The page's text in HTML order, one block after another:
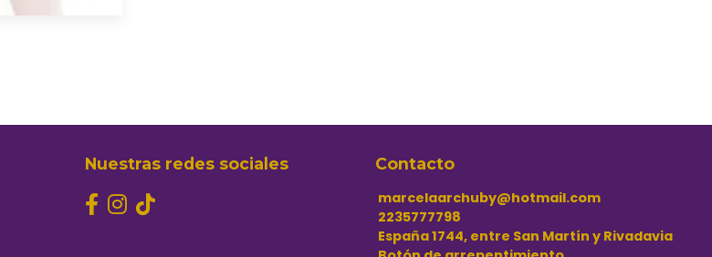
Nuestras redes sociales Contacto
marcelaarchuby@hotmail.com
2235777798
España 1744, entre San Martín y Rivadavia